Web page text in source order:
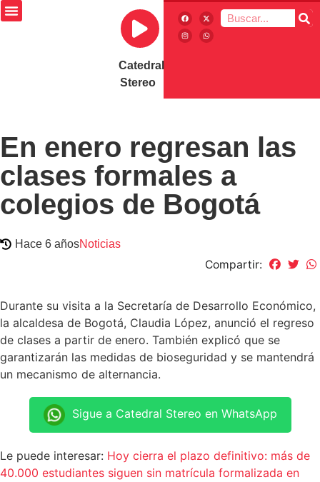
Catedral
Stereo
En enero regresan las
clases formales a
colegios de Bogotá
Hace 6 añosNoticias
Compartir:
Durante su visita a la Secretaría de Desarrollo Económico,
la alcaldesa de Bogotá, Claudia López, anunció el regreso
de clases a partir de enero. También explicó que se
garantizarán las medidas de bioseguridad y se mantendrá
un mecanismo de alternancia.
Sigue a Catedral Stereo en WhatsApp
Le puede interesar: Hoy cierra el plazo definitivo: más de
40.000 estudiantes siguen sin matrícula formalizada en